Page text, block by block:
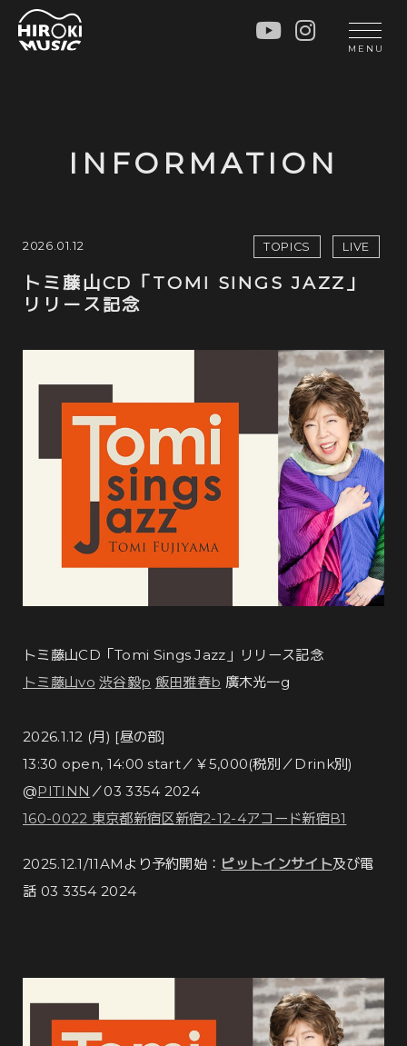
MENU
HOME
SOCIAL ACTIVITY
MUSIC
DISCOGRAPHY
VIDEOS
LIVE
WORKSHOP
CONTACT
INFORMATION
2026.01.12 TOPICS LIVE
トミ藤山CD「TOMI SINGS JAZZ」
リリース記念
トミ藤山CD「Tomi Sings Jazz」リリース記念
トミ藤山vo 渋谷毅p 飯田雅春b 廣木光一g
2026.1.12 (月) [昼の部]
13:30 open, 14:00 start／￥5,000(税別／Drink別)
@PITINN ／03 3354 2024
160-0022 東京都新宿区新宿2-12-4アコード新宿B1
2025.12.1/11AMより予約開始： ピットインサイト及び電
話 03 3354 2024